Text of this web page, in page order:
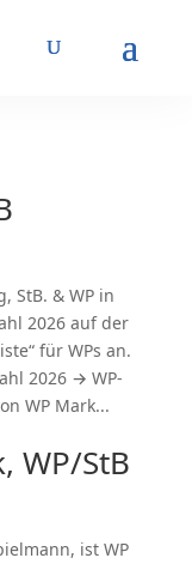
StB. & WP in
2026 auf der
für WPs an.
2026 → WP-
WP Mark...
WP/StB
ist WP